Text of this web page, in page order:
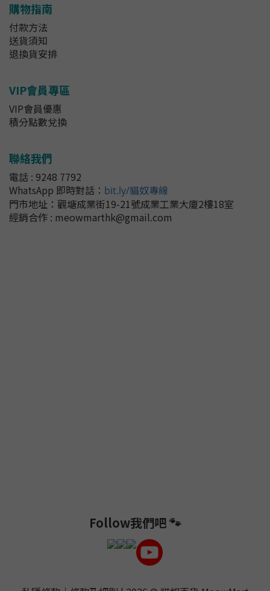
購物指南
付款方法
送貨須知
退換貨安排
VIP會員專區
VIP會員優惠
積分點數兌換
聯絡我們
電話 : 9248 7792
WhatsApp 即時對話 ： bit.ly/貓奴專線
門市地址： 觀塘成業街19-21號成業工業大廈2樓18室
經銷合作 : meowmarthk@gmail.com
Follow我們吧 🐾